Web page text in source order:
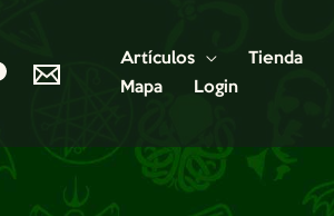
Artículos Tienda
Mapa
Login